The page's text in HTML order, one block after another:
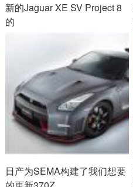
新的Jaguar XE SV Project 8
的
日产为SEMA构建了我们想要